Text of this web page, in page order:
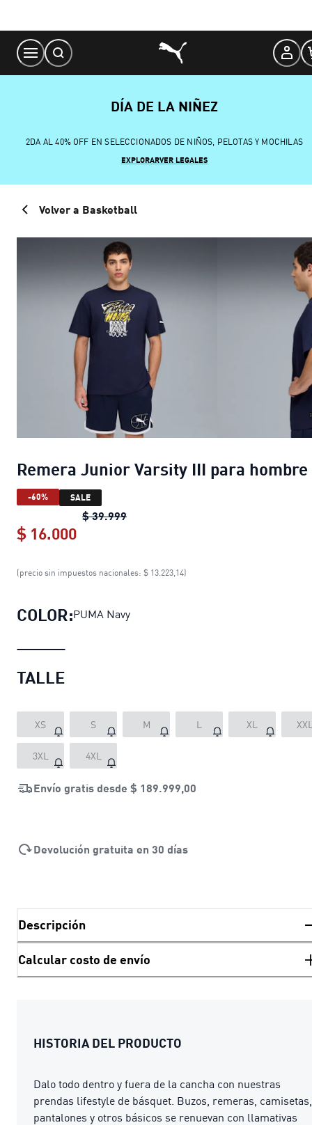
Content
DÍA DE LA NIÑEZ
2DA AL 40% OFF EN SELECCIONADOS DE NIÑOS, PELOTAS Y MOCHILAS
EXPLORARVER LEGALES
Volver a Basketball
Remera Junior Varsity III para hombre
-60% SALE
$ 39.999Remera Junior Varsity III para
$ 16.000
Remera Junior Varsity III para
(precio sin impuestos nacionales: $ 13.223,14)
COLOR:PUMA Navy
TALLE
XS S M L XL
3XL 4XL
Envío gratis desde $ 189.999,00
Devolución gratuita en 30 días
Descripción
Calcular costo de envío
HISTORIA DEL PRODUCTO
Dalo todo dentro y fuera de la cancha con nuestras
prendas lifestyle de básquet. Buzos, remeras, camisetas,
pantalones y otros básicos se renuevan con llamativas